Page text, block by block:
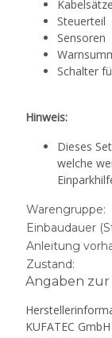
Kabelsätze
Steuerteil
Sensoren
Schalter
Hinweis:
Dieses
welche
Warengruppe:
Einbaudauer
Anleitung
Zustand:
Angaben
KUFATEC